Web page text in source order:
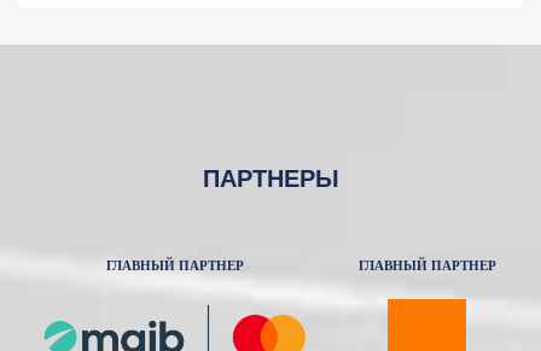
ПАРТНЕРЫ
ГЛАВНЫЙ ПАРТНЕР ГЛАВНЫЙ ПАРТНЕР